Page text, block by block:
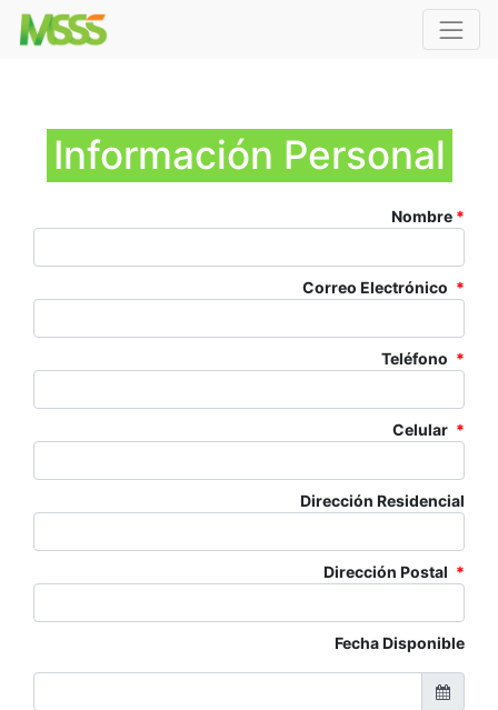
Información Personal
Nombre *
Correo Electrónico *
Teléfono *
Celular *
Dirección Residencial
Dirección Postal *
Fecha Disponible